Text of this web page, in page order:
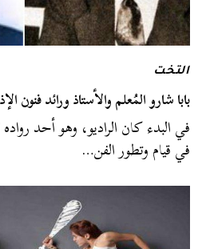
التخت
بابا شارو المُعلم والأستاذ ورائد فنون
في البدء كان الراديو، وهو أحد
في قيام وتطور الفن…